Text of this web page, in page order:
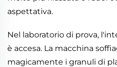
aspettativa.
Nel laboratorio di prova,
è accesa. La macchina
magicamente i granuli di